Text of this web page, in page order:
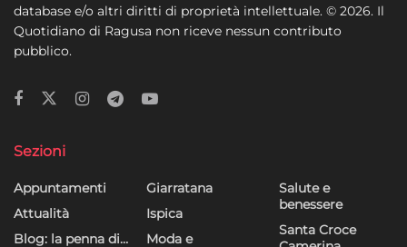
database e/o altri diritti di proprietà intellettuale. © 2026. Il
Quotidiano di Ragusa non riceve nessun contributo
pubblico.
Sezioni
Appuntamenti
Attualità
Blog: la penna di…
Giarratana
Ispica
Moda e
Salute e
benessere
Santa Croce